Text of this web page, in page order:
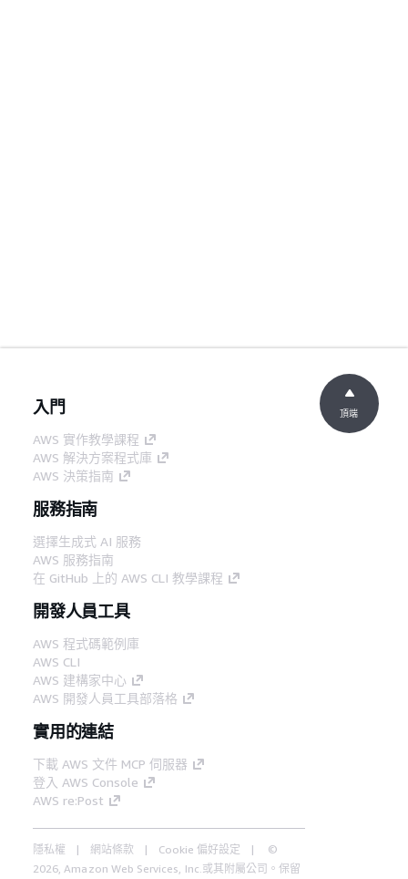
入門
AWS 實作教學課程
AWS 解決方案程式庫
AWS 決策指南
服務指南
選擇生成式 AI 服務
AWS 服務指南
在 GitHub 上的 AWS CLI 教學課程
開發人員工具
AWS 程式碼範例庫
AWS CLI
AWS 建構家中心
AWS 開發人員工具部落格
實用的連結
下載 AWS 文件 MCP 伺服器
登入 AWS Console
AWS re:Post
隱私權 網站條款 Cookie 偏好設定
©
2026, Amazon Web Services, Inc.或其附屬公司。保留
頂端